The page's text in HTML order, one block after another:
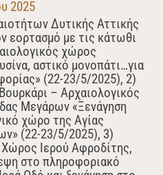
2025
Δυτικής Αττικής
εορτασμό με τις κάτωθι
χώρος
αστικό μονοπάτι…για
(22-23/5/2025), 2)
– Αρχαιολογικός
Μεγάρων «Ξενάγηση
χώρο της Αγίας
(22-23/5/2025), 3)
Ιερού Αφροδίτης,
στο πληροφοριακό